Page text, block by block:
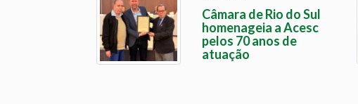
Câmara de Rio do Sul
homenageia a Acesc
pelos 70 anos de
atuação